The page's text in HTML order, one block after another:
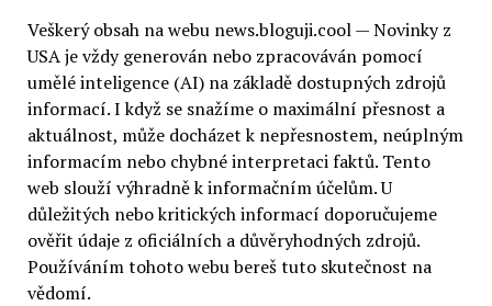
Veškerý obsah na webu news.bloguji.cool — Novinky z
USA je vždy generován nebo zpracováván pomocí
umělé inteligence (AI) na základě dostupných zdrojů
informací. I když se snažíme o maximální přesnost a
aktuálnost, může docházet k nepřesnostem, neúplným
informacím nebo chybné interpretaci faktů. Tento
web slouží výhradně k informačním účelům. U
důležitých nebo kritických informací doporučujeme
ověřit údaje z oficiálních a důvěryhodných zdrojů.
Používáním tohoto webu bereš tuto skutečnost na
vědomí.